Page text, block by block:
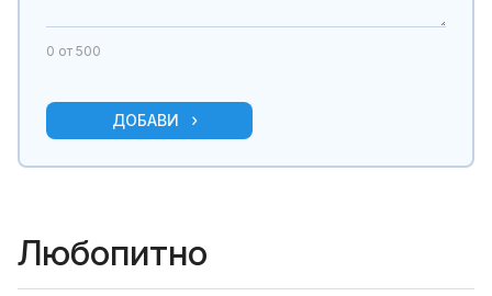
0 от 500
ДОБАВИ
Любопитно